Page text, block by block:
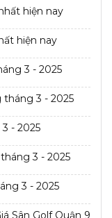
hiện nay
hiện nay
3 - 2025
tháng 3 - 2025
- 2025
3 - 2025
3 - 2025
Sân Golf Quận 9